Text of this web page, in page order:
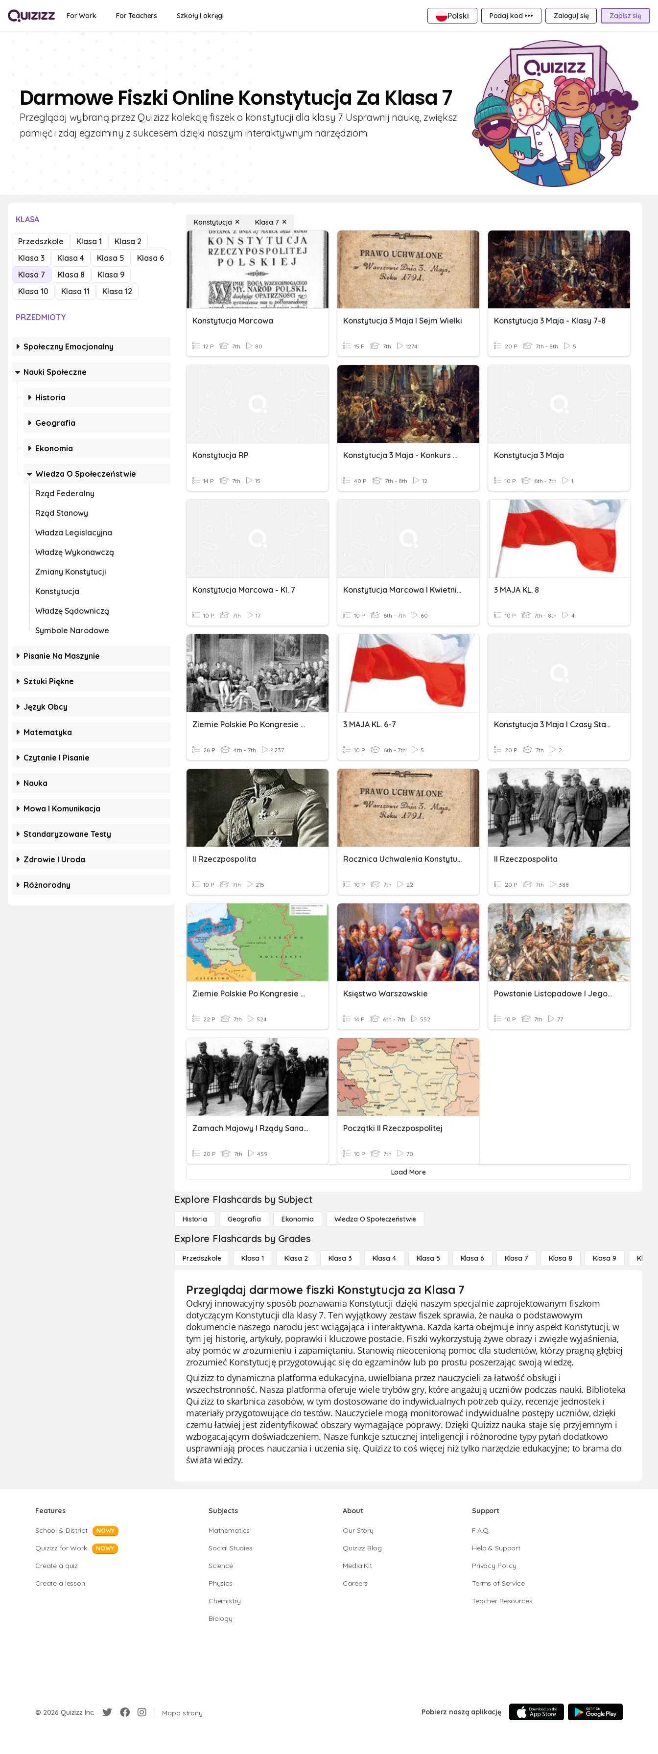
For Work For Teachers Szkoły i okręgi Polski Podaj kod ••• Zaloguj się Zapisz się
Darmowe Fiszki Online Konstytucja Za Klasa 7
Przeglądaj wybraną przez Quizizz kolekcję fiszek o konstytucji dla klasy 7. Usprawnij naukę, zwiększ
pamięć i zdaj egzaminy z sukcesem dzięki naszym interaktywnym narzędziom.
KLASA
Przedszkole Klasa 1
Klasa 2
Klasa 3
Klasa 4 Klasa 5
Klasa 6
Klasa 7
Klasa 8
Klasa 9
Klasa 10
Klasa 11 Klasa 12
PRZEDMIOTY
Społeczny Emocjonalny
Nauki Społeczne
Historia
Geografia
Ekonomia
Wiedza O Społeczeństwie
Rząd Federalny
Rząd Stanowy
Władza Legislacyjna
Władzę Wykonawczą
Zmiany Konstytucji
Konstytucja
Władzę Sądowniczą
Symbole Narodowe
Pisanie Na Maszynie
Sztuki Piękne
Język Obcy
Matematyka
Czytanie I Pisanie
Nauka
Mowa I Komunikacja
Standaryzowane Testy
Zdrowie I Uroda
Różnorodny
Konstytucja Klasa 7
Konstytucja Marcowa
12 P 7th 80
Konstytucja 3 Maja I Sejm Wielki
15 P 7th 1274
Konstytucja 3 Maja - Klasy 7-8
20 P 7th - 8th 5
Konstytucja RP
14 P 7th 15
Konstytucja 3 Maja - Konkurs Dla Klas VII - VIII
40 P 7th - 8th 12
Konstytucja 3 Maja
10 P 6th - 7th 1
Konstytucja Marcowa - Kl. 7
10 P 7th 17
Konstytucja Marcowa I Kwietniowa
10 P 6th - 7th 60
3 MAJA KL. 8
10 P 7th - 8th 4
Ziemie Polskie Po Kongresie Wiedeńskim
26 P 4th - 7th 4237
3 MAJA KL. 6-7
10 P 6th - 7th 5
Konstytucja 3 Maja I Czasy Stanisława Augusta Poniatowskiego
20 P 7th 2
II Rzeczpospolita
10 P 7th 215
Rocznica Uchwalenia Konstytucji 3 Maja
10 P 7th 22
II Rzeczpospolita
20 P 7th 388
Ziemie Polskie Po Kongresie Wiedeńskim
22 P 7th 524
Księstwo Warszawskie
14 P 6th - 7th 552
Powstanie Listopadowe I Jego Skutki
10 P 7th 77
Zamach Majowy I Rządy Sanacji
20 P 7th 459
Początki II Rzeczpospolitej
10 P 7th 70
Load More
Explore Flashcards by Subject
Historia Geografia Ekonomia Wiedza O Społeczeństwie
Explore Flashcards by Grades
Przedszkole Klasa 1 Klasa 2 Klasa 3 Klasa 4 Klasa 5 Klasa 6 Klasa 7 Klasa 8 Klasa 9 Klasa
Przeglądaj darmowe fiszki Konstytucja za Klasa 7
Odkryj innowacyjny sposób poznawania Konstytucji dzięki naszym specjalnie zaprojektowanym fiszkom
dotyczącym Konstytucji dla klasy 7. Ten wyjątkowy zestaw fiszek sprawia, że nauka o podstawowym
dokumencie naszego narodu jest wciągająca i interaktywna. Każda karta obejmuje inny aspekt Konstytucji, w
tym jej historię, artykuły, poprawki i kluczowe postacie. Fiszki wykorzystują żywe obrazy i zwięzłe wyjaśnienia,
aby pomóc w zrozumieniu i zapamiętaniu. Stanowią nieocenioną pomoc dla studentów, którzy pragną głębiej
zrozumieć Konstytucję przygotowując się do egzaminów lub po prostu poszerzając swoją wiedzę.
Quizizz to dynamiczna platforma edukacyjna, uwielbiana przez nauczycieli za łatwość obsługi i
wszechstronność. Nasza platforma oferuje wiele trybów gry, które angażują uczniów podczas nauki. Biblioteka
Quizizz to skarbnica zasobów, w tym dostosowane do indywidualnych potrzeb quizy, recenzje jednostek i
materiały przygotowujące do testów. Nauczyciele mogą monitorować indywidualne postępy uczniów, dzięki
czemu łatwiej jest zidentyfikować obszary wymagające poprawy. Dzięki Quizizz nauka staje się przyjemnym i
wzbogacającym doświadczeniem. Nasze funkcje sztucznej inteligencji i różnorodne typy pytań dodatkowo
usprawniają proces nauczania i uczenia się. Quizizz to coś więcej niż tylko narzędzie edukacyjne; to brama do
świata wiedzy.
Features
School & District NOWY
Quizizz for Work NOWY
Create a quiz
Create a lesson
Subjects
Mathematics
Social Studies
Science
Physics
Chemistry
Biology
About
Our Story
Quizizz Blog
Media Kit
Careers
Support
F.A.Q.
Help & Support
Privacy Policy
Terms of Service
Teacher Resources
© 2026 Quizizz Inc. Mapa strony Pobierz naszą aplikację